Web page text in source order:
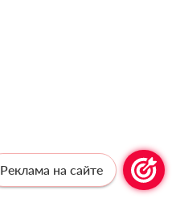
Реклама на сайте